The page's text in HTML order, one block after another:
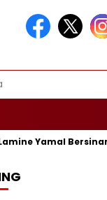
Yamal Bersinar